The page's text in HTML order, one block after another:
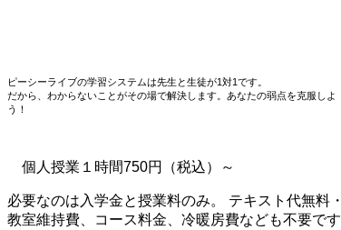
ピーシーライブの学習システムは先生と生徒が1対1です。
だから、わからないことがその場で解決します。あなたの弱点を克服しよ
う！
個人授業１時間750円（税込）～
必要なのは入学金と授業料のみ。 テキスト代無料・
教室維持費、コース料金、冷暖房費なども不要です